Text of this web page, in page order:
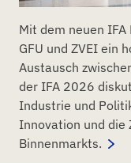
Mit dem neuen
GFU und ZVEI ein
Austausch
der IFA 2026
Industrie und
Innovation und die
Binnenmarkts.